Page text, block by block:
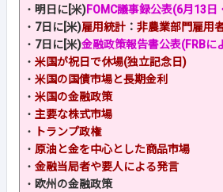
・ 明日に[米)FOMC議事録公表(6月13日
・ 7日に[米)雇用統計 ： 非農業部門雇用
・ 7日に[米)金融政策報告書公表(FRBに
・ 米国が祝日で休場(独立記念日)
・ 米国の国債市場と長期金利
・ 米国の金融政策
・ 主要な株式市場
・
トランプ政権
・ 原油と金を中心とした商品市場
・ 金融当局者や要人による発言
・ 欧州の金融政策